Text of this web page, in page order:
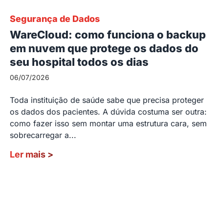
Segurança de Dados
WareCloud: como funciona o backup
em nuvem que protege os dados do
seu hospital todos os dias
06/07/2026
Toda instituição de saúde sabe que precisa proteger
os dados dos pacientes. A dúvida costuma ser outra:
como fazer isso sem montar uma estrutura cara, sem
sobrecarregar a...
Ler mais >